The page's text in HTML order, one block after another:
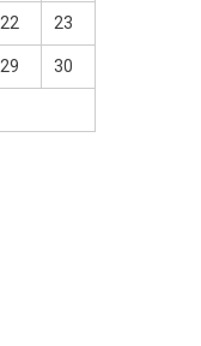
22 23
29 30